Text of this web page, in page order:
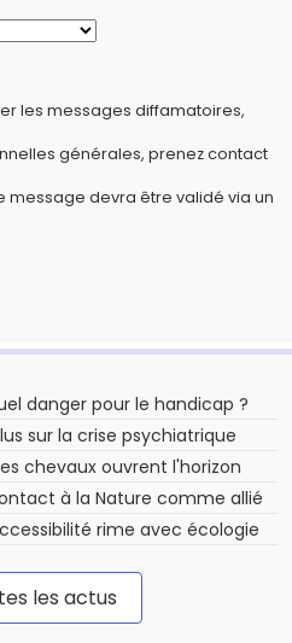
les messages diffamatoires,
générales, prenez contact
message devra être validé via un
danger pour le handicap ?
sur la crise psychiatrique
chevaux ouvrent l'horizon
à la Nature comme allié
rime avec écologie
les actus